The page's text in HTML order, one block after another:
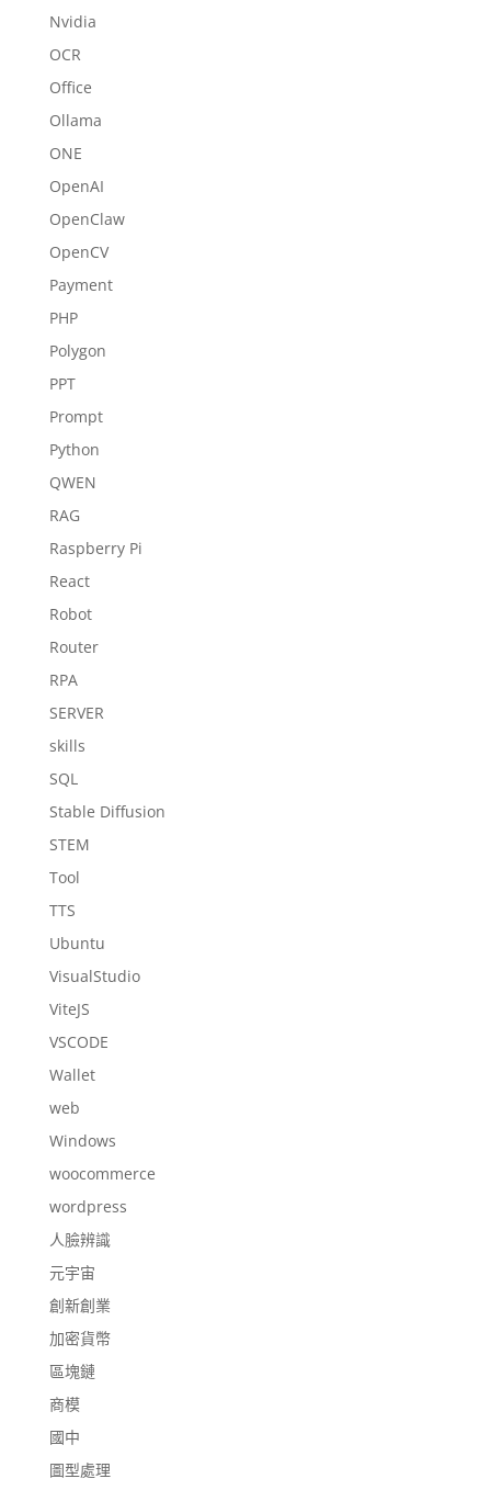
Nvidia
OCR
Office
Ollama
ONE
OpenAI
OpenClaw
OpenCV
Payment
PHP
Polygon
PPT
Prompt
Python
QWEN
RAG
Raspberry Pi
React
Robot
Router
RPA
SERVER
skills
SQL
Stable Diffusion
STEM
Tool
TTS
Ubuntu
VisualStudio
ViteJS
VSCODE
Wallet
web
Windows
woocommerce
wordpress
人臉辨識
元宇宙
創新創業
加密貨幣
區塊鏈
商模
國中
圖型處理